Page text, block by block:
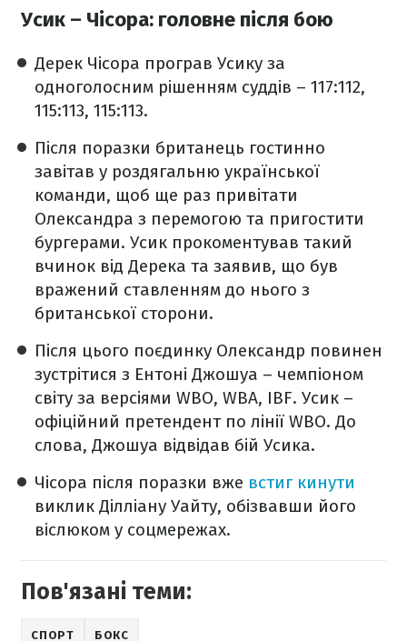
Усик – Чісора: головне після бою
Дерек Чісора програв Усику за
одноголосним рішенням суддів – 117:112,
115:113, 115:113.
Після поразки британець гостинно
завітав у роздягальню української
команди, щоб ще раз привітати
Олександра з перемогою та пригостити
бургерами. Усик прокоментував такий
вчинок від Дерека та заявив, що був
вражений ставленням до нього з
британської сторони.
Після цього поєдинку Олександр повинен
зустрітися з Ентоні Джошуа – чемпіоном
світу за версіями WBO, WBA, IBF. Усик –
офіційний претендент по лінії WBO. До
слова, Джошуа відвідав бій Усика.
Чісора після поразки вже встиг кинути
виклик Ділліану Уайту, обізвавши його
віслюком у соцмережах.
Пов'язані теми:
СПОРТ БОКС